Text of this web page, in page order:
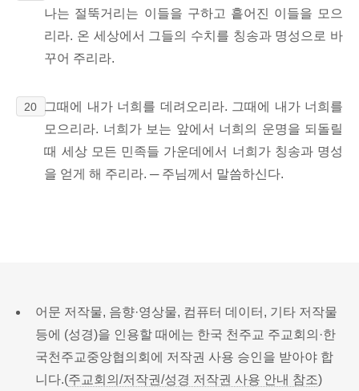
나는 절뚝거리는 이들을 구하고 흩어진 이들을 모으
리라. 온 세상에서 그들의 수치를 칭송과 명성으로 바
꾸어 주리라.
20
그때에 내가 너희를 데려오리라. 그때에 내가 너희를
모으리라. 너희가 보는 앞에서 너희의 운명을 되돌릴
때 세상 모든 민족들 가운데에서 너희가 칭송과 명성
을 얻게 해 주리라. ─ 주님께서 말씀하신다.
어문 저작물, 음향·영상물, 컴퓨터 데이터, 기타 저작물
등에 (성경)을 인용할 때에는 한국 천주교 주교회의·한
국천주교중앙협의회에 저작권 사용 승인을 받아야 합
니다.(주교회의/저작권/성경 저작권 사용 안내 참조)